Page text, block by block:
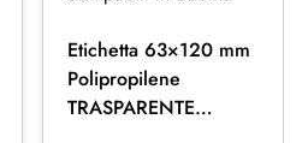
Etichetta 63×120 mm
Polipropilene
TRASPARENTE